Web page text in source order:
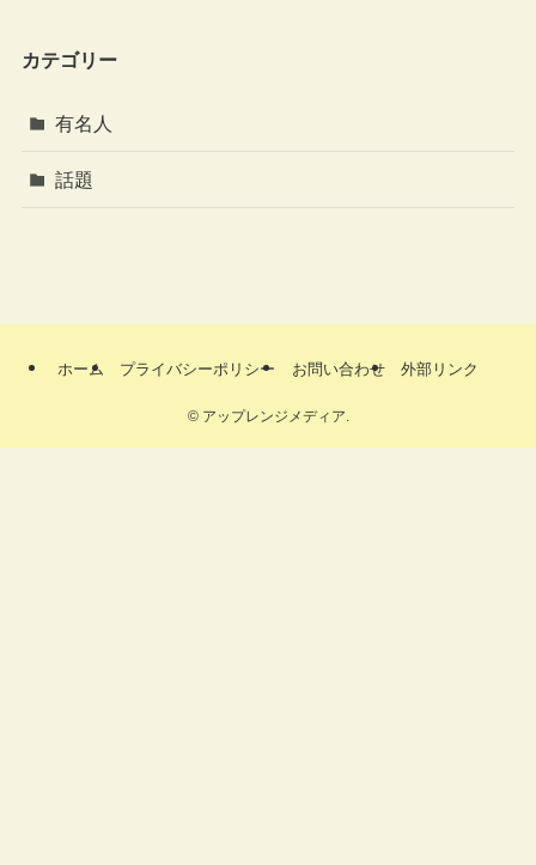
カテゴリー
有名人
話題
ホーム プライバシーポリシー お問い合わせ 外部リンク
©アップレンジメディア.